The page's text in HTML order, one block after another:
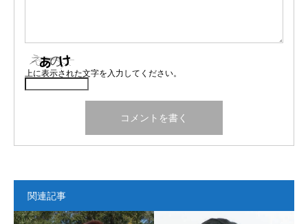
上に表示された文字を入力してください。
関連記事